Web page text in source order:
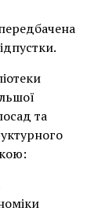
та